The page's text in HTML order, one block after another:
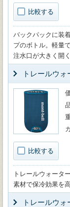
比較する
バックパックに装
プのボトル。軽量
注水口が大きく開
トレールウ
比較する
トレールウォータ
素材で保冷効果を
トレールウ